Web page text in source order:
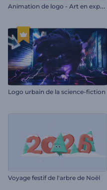
A
nimation de logo - Art en expansion
Logo urbain de la science-fiction
Voyage festif de l'arbre de Noël